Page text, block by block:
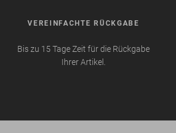
VEREINFACHTE RÜCKGABE
Bis zu 15 Tage Zeit für die Rückgabe
Ihrer Artikel.